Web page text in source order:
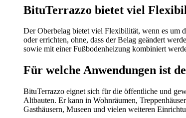
BituTerrazzo bietet viel
Der Oberbelag bietet viel Flexibilität, wenn es um
oder errichten, ohne, dass der Belag geändert
sowie mit einer Fußbodenheizung kombiniert
Für welche Anwendungen ist
BituTerrazzo eignet sich für die öffentliche und
Altbauten. Er kann in Wohnräumen,
Gasthäusern, Museen und vielen weiteren